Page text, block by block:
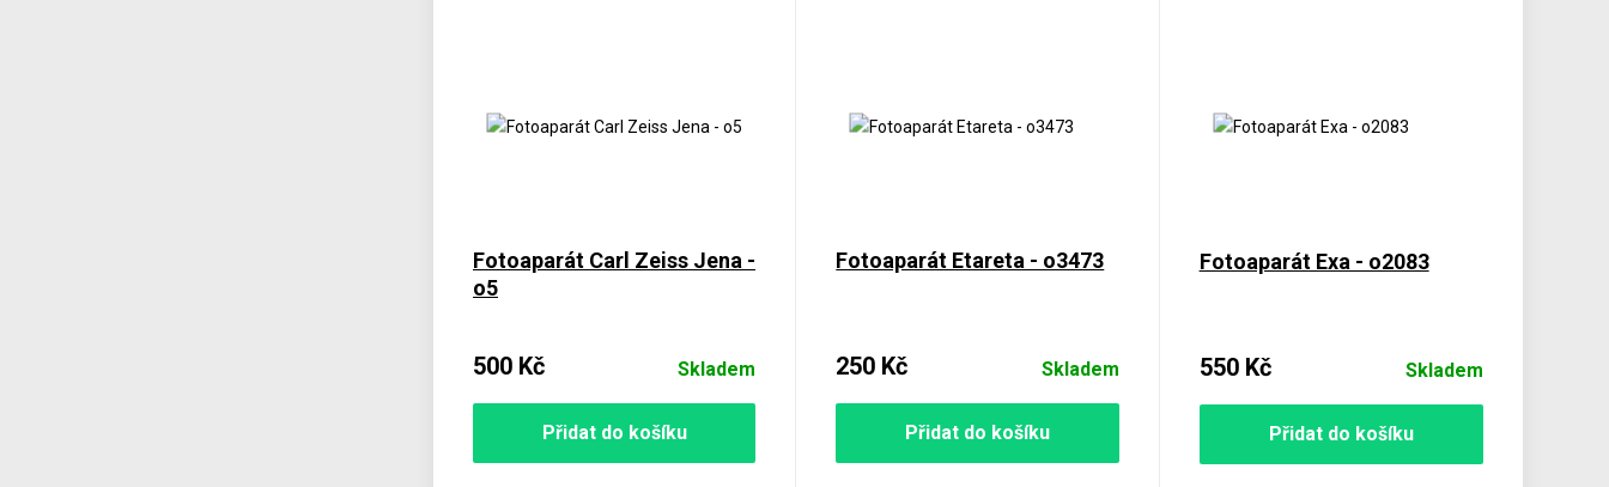
Fotoaparát Carl Zeiss Jena -
o5
500 Kč Skladem
Přidat do košíku
Fotoaparát Etareta - o3473
250 Kč Skladem
Přidat do košíku
Fotoaparát Exa - o2083
550 Kč Skladem
Přidat do košíku